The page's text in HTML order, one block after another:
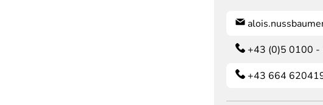
+43 (0)5 0100 -
+43 664